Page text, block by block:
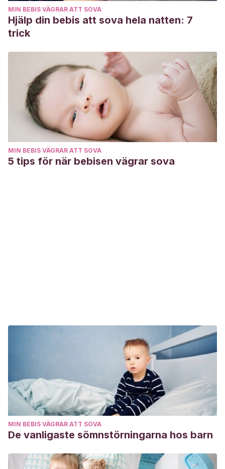
MIN BEBIS VÄGRAR ATT SOVA
Hjälp din bebis att sova hela natten: 7
trick
MIN BEBIS VÄGRAR ATT SOVA
5 tips för när bebisen vägrar sova
MIN BEBIS VÄGRAR ATT SOVA
De vanligaste sömnstörningarna hos barn